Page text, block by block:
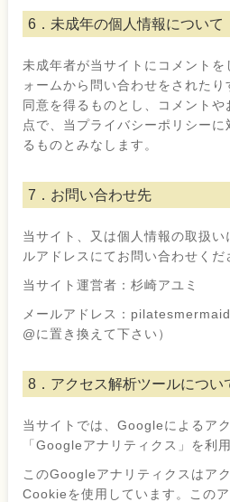
6．未成年の個人情報について
未成年者が当サイトにコメントを
ォームから問い合わせをされた
同意を得るものとし、コメント
点で、当プライバシーポリシー
るものとみなします。
7．お問い合わせ先
当サイト、又は個人情報の取扱
ルアドレスにてお問い合わせくだ
当サイト運営者：杉崎アユミ
メールアドレス：
@に置き換えて下さい）
8．アクセス解析ツールについ
当サイトでは、Googleによるア
「Googleアナリティクス」を利
このGoogleアナリティクスはア
Cookieを使用しています。この